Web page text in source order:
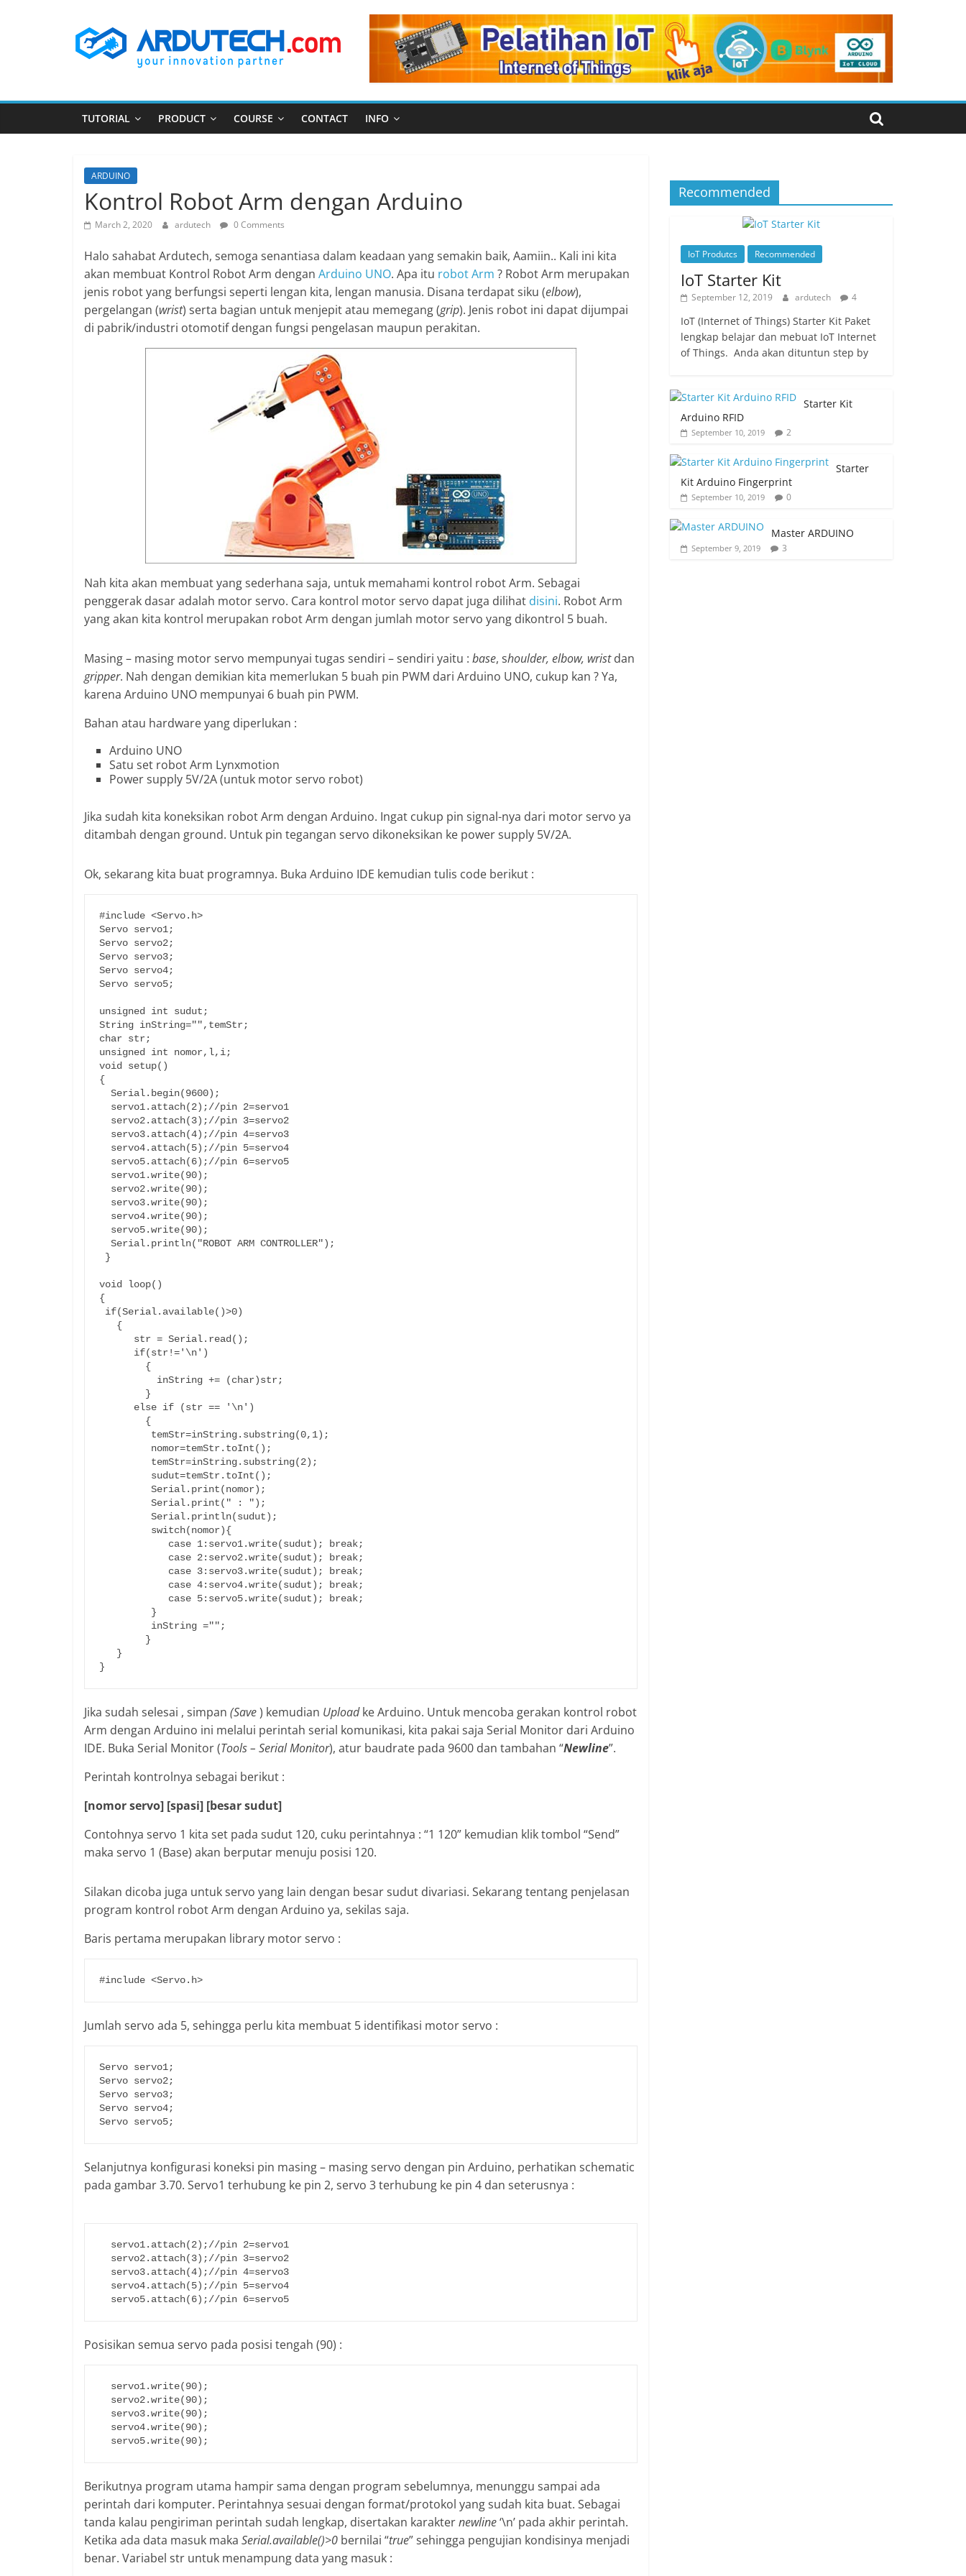
ARDUTECH
Your
TUTORIAL PRODUCT COURSE CONTACT INFO
ARDUINO
Kontrol Robot Arm dengan Arduino
March 2, 2020 ardutech 0 Comments
Halo sahabat Ardutech, semoga senantiasa dalam keadaan yang semakin baik, Aamiin.. Kali ini kita
akan membuat Kontrol Robot Arm dengan Arduino UNO. Apa itu robot Arm ? Robot Arm merupakan
jenis robot yang berfungsi seperti lengan kita, lengan manusia. Disana terdapat siku (elbow),
pergelangan (wrist) serta bagian untuk menjepit atau memegang (grip). Jenis robot ini dapat dijumpai
di pabrik/industri otomotif dengan fungsi pengelasan maupun perakitan.
Nah kita akan membuat yang sederhana saja, untuk memahami kontrol robot Arm. Sebagai
penggerak dasar adalah motor servo. Cara kontrol motor servo dapat juga dilihat disini. Robot Arm
yang akan kita kontrol merupakan robot Arm dengan jumlah motor servo yang dikontrol 5 buah.
Masing – masing motor servo mempunyai tugas sendiri – sendiri yaitu : base, shoulder, elbow, wristdan
gripper. Nah dengan demikian kita memerlukan 5 buah pin PWM dari Arduino UNO, cukup kan ? Ya,
karena Arduino UNO mempunyai 6 buah pin PWM.
Bahan atau hardware yang diperlukan :
Arduino UNO
Satu set robot Arm Lynxmotion
Power supply 5V/2A (untuk motor servo robot)
Jika sudah kita koneksikan robot Arm dengan Arduino. Ingat cukup pin signal-nya dari motor servo ya
ditambah dengan ground. Untuk pin tegangan servo dikoneksikan ke power supply 5V/2A.
Ok, sekarang kita buat programnya. Buka Arduino IDE kemudian tulis code berikut :
#include <Servo.h>
Servo servo1;
Servo servo2;
Servo servo3;
Servo servo4;
Servo servo5;
unsigned int sudut;
String inString="",temStr;
char str;
unsigned int nomor,l,i;
void setup()
{
void loop()
{
}
Jika sudah selesai , simpan (Save) kemudian Uploadke Arduino. Untuk mencoba gerakan kontrol robot
Arm dengan Arduino ini melalui perintah serial komunikasi, kita pakai saja Serial Monitor dari Arduino
IDE. Buka Serial Monitor (Tools – Serial Monitor), atur baudrate pada 9600 dan tambahan “Newline”.
Perintah kontrolnya sebagai berikut :
[nomor servo] [spasi] [besar sudut]
Contohnya servo 1 kita set pada sudut 120, cuku perintahnya : “1 120” kemudian klik tombol “Send”
maka servo 1 (Base) akan berputar menuju posisi 120.
Silakan dicoba juga untuk servo yang lain dengan besar sudut divariasi. Sekarang tentang penjelasan
program kontrol robot Arm dengan Arduino ya, sekilas saja.
Baris pertama merupakan library motor servo :
#include <Servo.h>
Jumlah servo ada 5, sehingga perlu kita membuat 5 identifikasi motor servo :
Servo servo1;
Servo servo2;
Servo servo3;
Servo servo4;
Servo servo5;
Selanjutnya konfigurasi koneksi pin masing – masing servo dengan pin Arduino, perhatikan schematic
pada gambar 3.70. Servo1 terhubung ke pin 2, servo 3 terhubung ke pin 4 dan seterusnya :
servo3.attach(4);//pin 4=servo3
servo4.attach(5);//pin 5=servo4
servo5.attach(6);//pin 6=servo5
Posisikan semua servo pada posisi tengah (90) :
servo2.write(90);
servo3.write(90);
servo4.write(90);
servo5.write(90);
Berikutnya program utama hampir sama dengan program sebelumnya, menunggu sampai ada
perintah dari komputer. Perintahnya sesuai dengan format/protokol yang sudah kita buat. Sebagai
tanda kalau pengiriman perintah sudah lengkap, disertakan karakternewline‘\n’ pada akhir perintah.
Ketika ada data masuk maka Serial.available()>0 bernilai “true” sehingga pengujian kondisinya menjadi
benar. Variabel str untuk menampung data yang masuk :
Recommended
IoT Produtcs Recommended
IoT Starter Kit
September 12, 2019 ardutech 4
IoT (Internet of Things) Starter Kit Paket
lengkap belajar dan mebuat IoT Internet
of Things. Anda akan dituntun step by
Starter Kit
Arduino RFID
September 10, 2019 2
Starter
Kit Arduino Fingerprint
September 10, 2019 0
Master ARDUINO
September 9, 2019 3